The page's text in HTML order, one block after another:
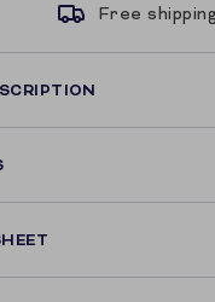
Free